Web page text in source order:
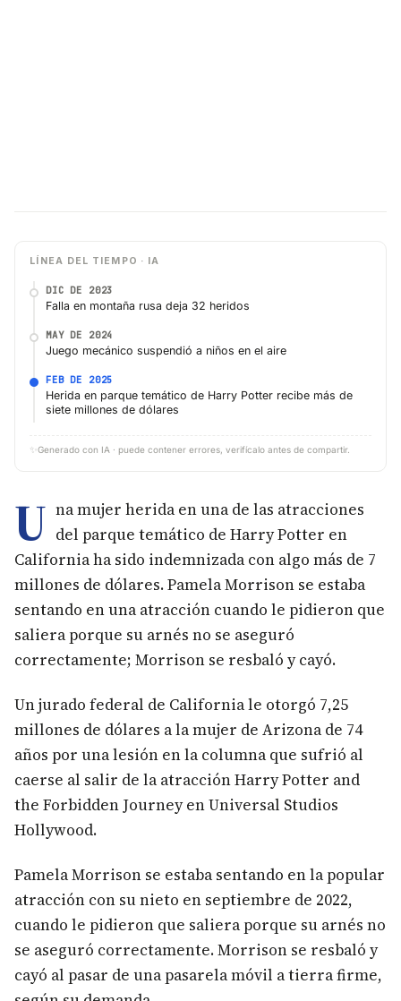
LÍNEA DEL TIEMPO · IA
DIC DE 2023
Falla en montaña rusa deja 32 heridos
MAY DE 2024
Juego mecánico suspendió a niños en el aire
FEB DE 2025
Herida en parque temático de Harry Potter recibe más de
siete millones de dólares
✨ Generado con IA · puede contener errores, verifícalo antes de compartir.
U na mujer herida en una de las atracciones
del parque temático de Harry Potter en
California ha sido indemnizada con algo más de 7
millones de dólares. Pamela Morrison se estaba
sentando en una atracción cuando le pidieron que
saliera porque su arnés no se aseguró
correctamente; Morrison se resbaló y cayó.
Un jurado federal de California le otorgó 7,25
millones de dólares a la mujer de Arizona de 74
años por una lesión en la columna que sufrió al
caerse al salir de la atracción Harry Potter and
the Forbidden Journey en Universal Studios
Hollywood.
Pamela Morrison se estaba sentando en la popular
atracción con su nieto en septiembre de 2022,
cuando le pidieron que saliera porque su arnés no
se aseguró correctamente. Morrison se resbaló y
cayó al pasar de una pasarela móvil a tierra firme,